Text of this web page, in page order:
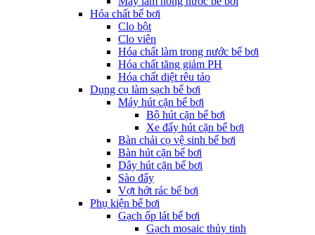
Hóa chất bể bơi
Clo bột
Clo viên
Hóa chất làm trong nước bể bơi
Hóa chất tăng giảm PH
Hóa chất diệt rêu tảo
Dụng cụ làm sạch bể bơi
Máy hút cặn bể bơi
Bộ hút cặn bể bơi
Xe đẩy hút cặn bể bơi
Bàn chải cọ vệ sinh bể bơi
Bàn hút cặn bể bơi
Dây hút cặn bể bơi
Sào đẩy
Vợt hớt rác bể bơi
Phụ kiện bể bơi
Gạch ốp lát bể bơi
Gạch mosaic thủy tinh